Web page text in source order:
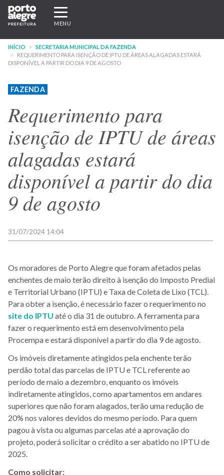
Pular
para
conteúdo
principal
Expandir/recolher
navegação
MENU
INÍCIO
SECRETARIA MUNICIPAL DA FAZENDA
REQUERIMENTO PARA ISENÇÃO DE IPTU DE ÁREAS ALAGADAS ESTARÁ
DISPONÍVEL A PARTIR DO DIA 9 DE AGOSTO
FAZENDA
Requerimento para
isenção de IPTU de áreas
alagadas estará
disponível a partir do dia
9 de agosto
31/07/2024 14:04
Os moradores de Porto Alegre que foram afetados pelas
enchentes de maio terão direito à isenção do Imposto Predial
e Territorial Urbano (IPTU) e Taxa de Coleta de Lixo (TCL).
Para obter a isenção, é necessário fazer o requerimento no
site do IPTU até o dia 31 de outubro. A ferramenta para
fazer o requerimento está em desenvolvimento pela
Procempa e estará disponível a partir do dia 9 de agosto.
Os imóveis diretamente atingidos pela enchente terão
perdão total das parcelas de IPTU e TCL referente ao
período de maio a dezembro, enquanto os imóveis
indiretamente atingidos, como apartamentos em andares
superiores que não foram alagados, terão uma redução de
20% nos valores devidos do mesmo período. Para quem
pagou à vista ou algumas parcelas até a aprovação do
projeto, poderá solicitar o crédito a ser abatido no IPTU de
2025.
Como solicitar: